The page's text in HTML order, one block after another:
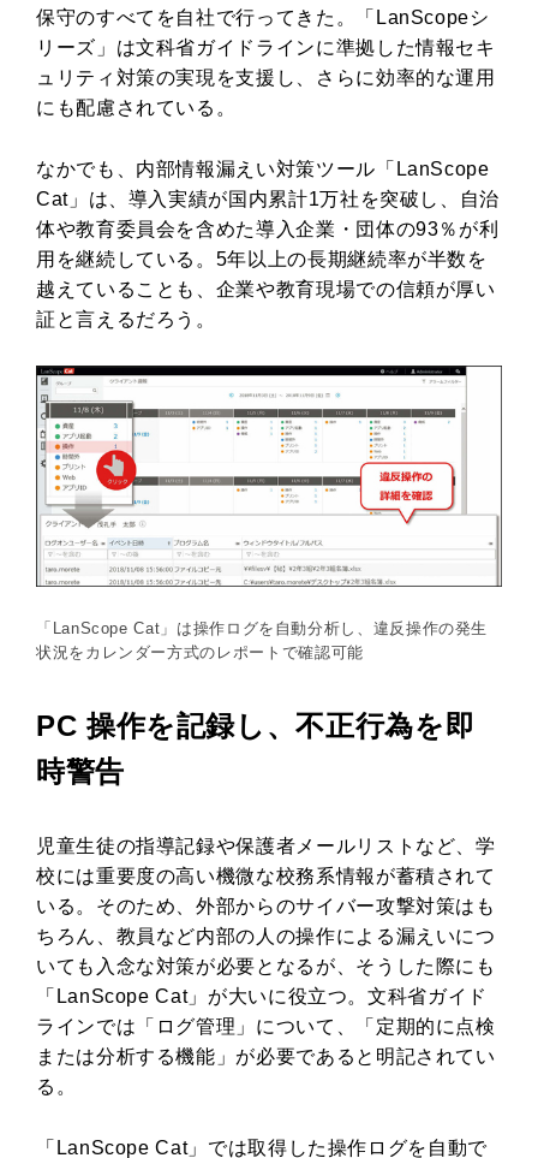
保守のすべてを自社で行ってきた。「LanScopeシ
リーズ」は文科省ガイドラインに準拠した情報セキ
ュリティ対策の実現を支援し、さらに効率的な運用
にも配慮されている。
なかでも、内部情報漏えい対策ツール「LanScope
Cat」は、導入実績が国内累計1万社を突破し、自治
体や教育委員会を含めた導入企業・団体の93％が利
用を継続している。5年以上の長期継続率が半数を
越えていることも、企業や教育現場での信頼が厚い
証と言えるだろう。
「LanScope Cat」は操作ログを自動分析し、違反操作の発生
状況をカレンダー方式のレポートで確認可能
PC 操作を記録し、不正行為を即
時警告
児童生徒の指導記録や保護者メールリストなど、学
校には重要度の高い機微な校務系情報が蓄積されて
いる。そのため、外部からのサイバー攻撃対策はも
ちろん、教員など内部の人の操作による漏えいにつ
いても入念な対策が必要となるが、そうした際にも
「LanScope Cat」が大いに役立つ。文科省ガイド
ラインでは「ログ管理」について、「定期的に点検
または分析する機能」が必要であると明記されてい
る。
「LanScope Cat」では取得した操作ログを自動で